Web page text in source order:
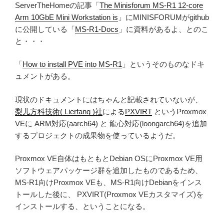
ServerTheHomeの記事「The Minisforum MS-R1 12-core
Arm 10GbE Mini Workstation is 」にMINISFORUMがgithub
に公開している「MS-R1-Docs 」に資料があるよ、とのこ
と・・・
「How to install PVE into MS-R1 」というそのものなドキ
ュメントがある。
現状のドキュメントにはちゃんと記載されていないが、
梨儿方科技術( Lierfang )社によるPXVIRT というProxmox
VEに ARM対応(aarch64) と 龍心対応(loongarch64)を追加
するプロジェクトの成果物を使っているようだ。
Proxmox VE自体はもともとDebian OSにProxmox VE用
ソフトウェアパッケージ群を追加したものであるため、
MS-R1向けProxmox VEも、MS-R1向けDebianをインス
トールした後に、 PXVIRT(Proxmox VEカスタマイズ)を
インストールする、ということになる。